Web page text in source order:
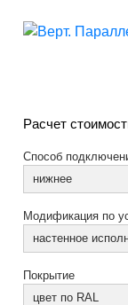
Расчет
Способ
нижнее
Модификация по
настенное
Покрытие
цвет по RAL